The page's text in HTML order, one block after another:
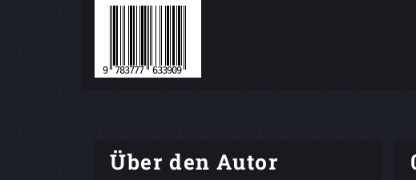
Über den Autor